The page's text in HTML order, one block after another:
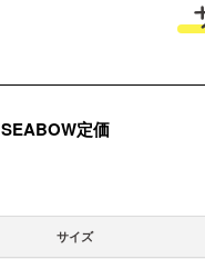
SEABOW定価
サイズ